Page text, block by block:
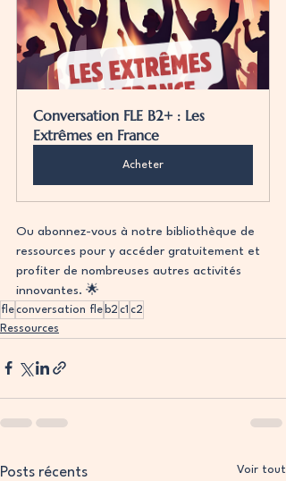
Conversation FLE B2+ : Les
Extrêmes en France
Acheter
Ou abonnez-vous à notre bibliothèque de
ressources pour y accéder gratuitement et
profiter de nombreuses autres activités
innovantes. 🌟
fleconversation fle b2 c1 c2
Ressources
Posts récents Voir tout